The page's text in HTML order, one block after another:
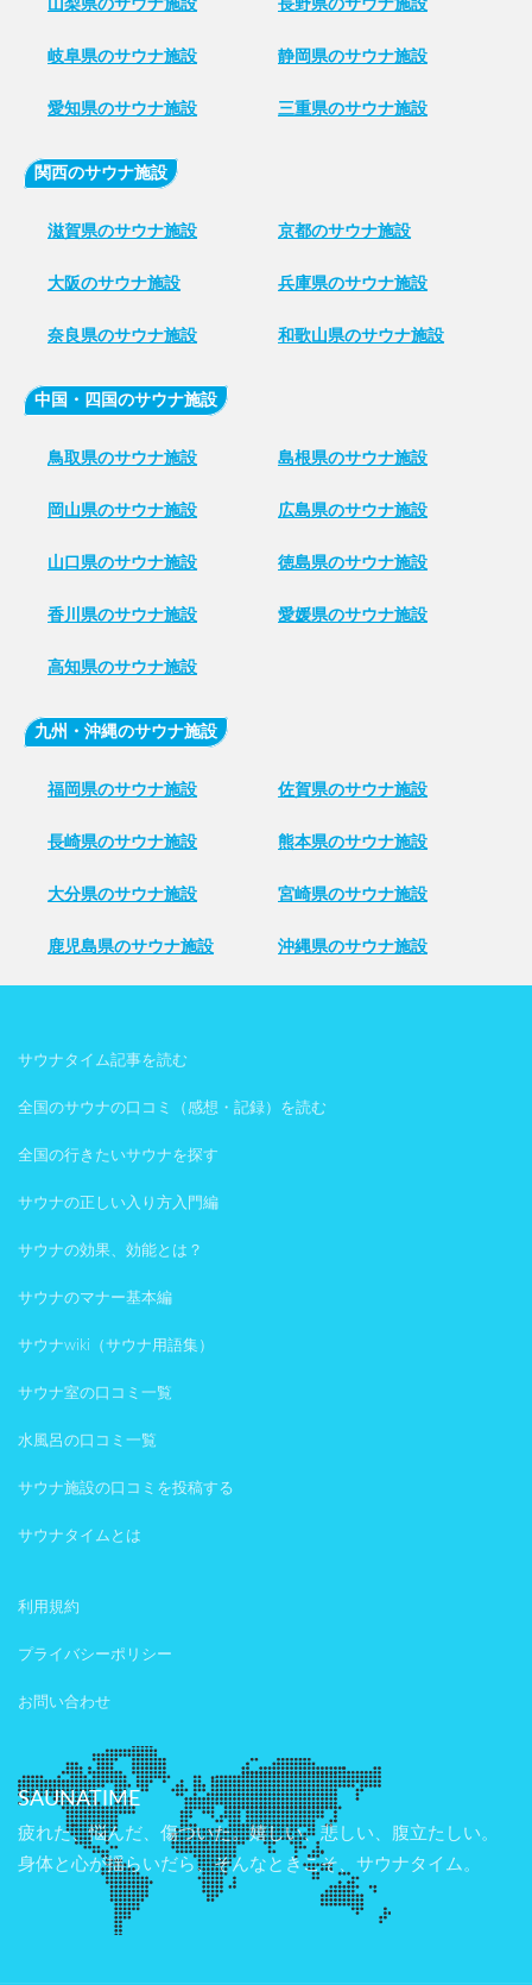
山梨県のサウナ施設 長野県のサウナ施設
岐阜県のサウナ施設 静岡県のサウナ施設
愛知県のサウナ施設 三重県のサウナ施設
関西のサウナ施設
滋賀県のサウナ施設 京都のサウナ施設
大阪のサウナ施設 兵庫県のサウナ施設
奈良県のサウナ施設 和歌山県のサウナ施設
中国・四国のサウナ施設
鳥取県のサウナ施設 島根県のサウナ施設
岡山県のサウナ施設 広島県のサウナ施設
山口県のサウナ施設 徳島県のサウナ施設
香川県のサウナ施設 愛媛県のサウナ施設
高知県のサウナ施設
九州・沖縄のサウナ施設
福岡県のサウナ施設 佐賀県のサウナ施設
長崎県のサウナ施設 熊本県のサウナ施設
大分県のサウナ施設 宮崎県のサウナ施設
鹿児島県のサウナ施設 沖縄県のサウナ施設
サウナタイム記事を読む
全国のサウナの口コミ（感想・記録）を読む
全国の行きたいサウナを探す
サウナの正しい入り方入門編
サウナの効果、効能とは？
サウナのマナー基本編
サウナwiki（サウナ用語集）
サウナ室の口コミ一覧
水風呂の口コミ一覧
サウナ施設の口コミを投稿する
サウナタイムとは
利用規約
プライバシーポリシー
お問い合わせ
SAUNATIME
疲れた、悩んだ、傷ついた。嬉しい、悲しい、腹立たしい。
身体と心が揺らいだら、そんなときこそ、サウナタイム。